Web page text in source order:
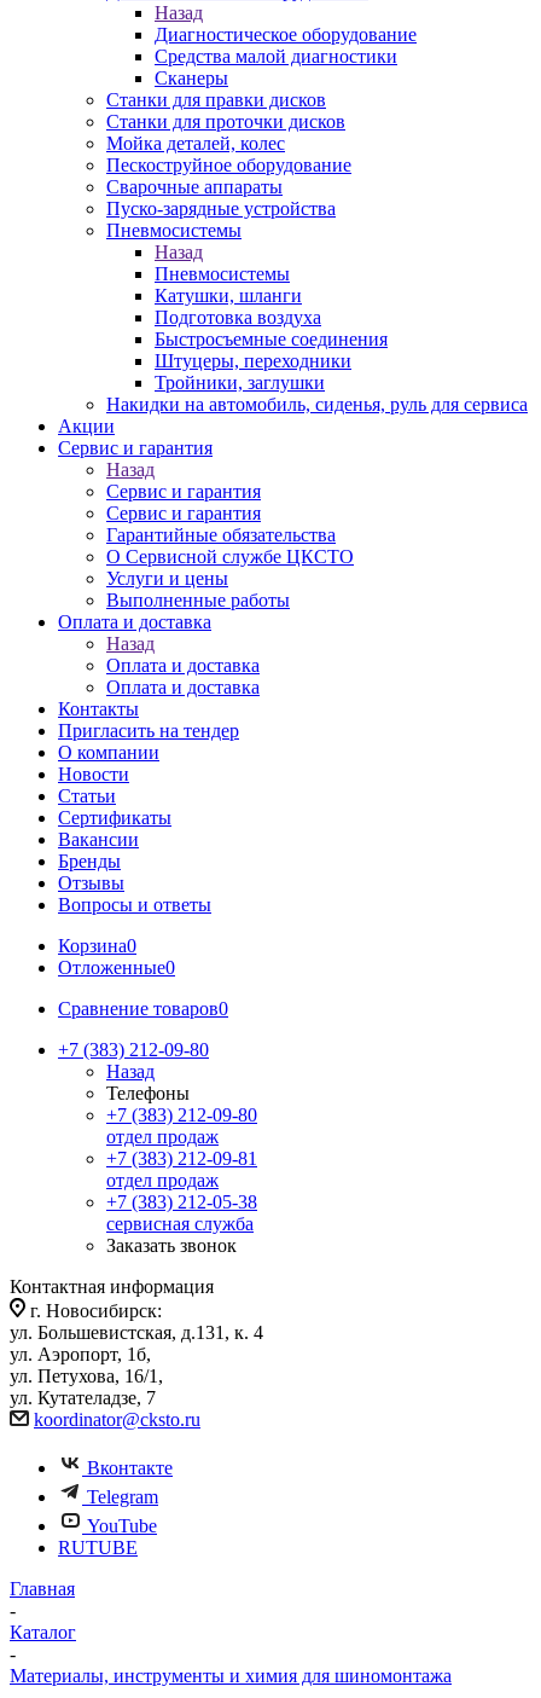
Назад
Диагностическое оборудование
Средства малой диагностики
Сканеры
Станки для правки дисков
Станки для проточки дисков
Мойка деталей, колес
Пескоструйное оборудование
Сварочные аппараты
Пуско-зарядные устройства
Пневмосистемы
Назад
Пневмосистемы
Катушки, шланги
Подготовка воздуха
Быстросъемные соединения
Штуцеры, переходники
Тройники, заглушки
Накидки на автомобиль, сиденья, руль для сервиса
Акции
Сервис и гарантия
Назад
Сервис и гарантия
Сервис и гарантия
Гарантийные обязательства
О Сервисной службе ЦКСТО
Услуги и цены
Выполненные работы
Оплата и доставка
Назад
Оплата и доставка
Оплата и доставка
Контакты
Пригласить на тендер
О компании
Новости
Статьи
Сертификаты
Вакансии
Бренды
Отзывы
Вопросы и ответы
Корзина0
Отложенные0
Сравнение товаров0
+7 (383) 212-09-80
Назад
Телефоны
+7 (383) 212-09-80
отдел продаж
+7 (383) 212-09-81
отдел продаж
+7 (383) 212-05-38
сервисная служба
Заказать звонок
Контактная информация
г. Новосибирск:
ул. Большевистская, д.131, к. 4
ул. Аэропорт, 1б,
ул. Петухова, 16/1,
ул. Кутателадзе, 7
koordinator@cksto.ru
Вконтакте
Telegram
YouTube
RUTUBE
Главная
-
Каталог
-
Материалы, инструменты и химия для шиномонтажа